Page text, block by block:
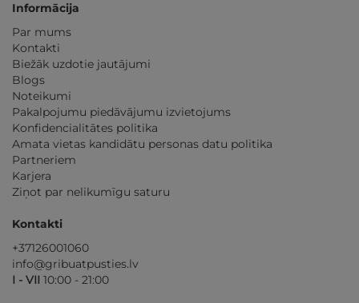
Informācija
Par mums
Kontakti
Biežāk uzdotie jautājumi
Blogs
Noteikumi
Pakalpojumu piedāvājumu izvietojums
Konfidencialitātes politika
Amata vietas kandidātu personas datu politika
Partneriem
Karjera
Ziņot par nelikumīgu saturu
Kontakti
+37126001060
info@gribuatpusties.lv
I - VII 10:00 - 21:00